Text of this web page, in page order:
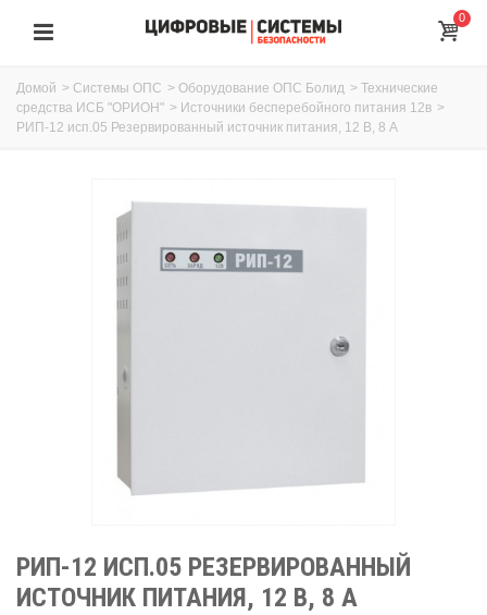
0
Домой > Системы ОПС > Оборудование ОПС Болид > Технические
средства ИСБ "ОРИОН" > Источники бесперебойного питания 12в >
РИП-12 исп.05 Резервированный источник питания, 12 В, 8 А
РИП-12 ИСП.05 РЕЗЕРВИРОВАННЫЙ
ИСТОЧНИК ПИТАНИЯ, 12 В, 8 А